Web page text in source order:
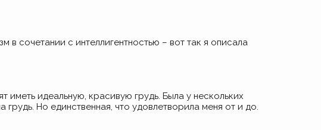
в сочетании с интеллигентностью – вот так я описала
идеальную, красивую грудь. Была у нескольких
Но единственная, что удовлетворила меня от и до.